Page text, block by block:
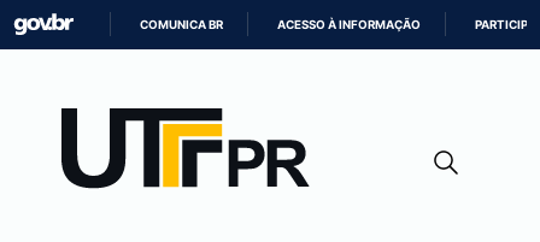
CONTEÚDO
COMUNICA BR ACESSO À INFORMAÇÃO PARTICIPE